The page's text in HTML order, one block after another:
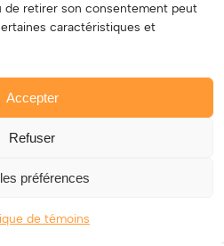
de retirer son consentement peut
caractéristiques et
Accepter
Refuser
préférences
de témoins
appartient à ses créatrices et